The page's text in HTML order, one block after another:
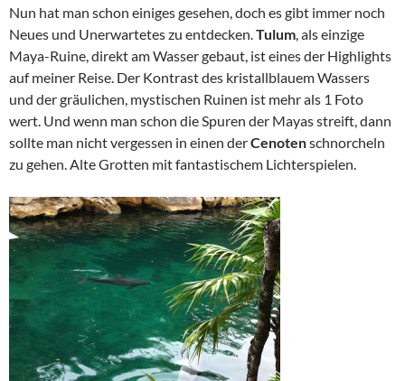
Nun hat man schon einiges gesehen, doch es gibt immer noch
Neues und Unerwartetes zu entdecken. Tulum , als einzige
Maya-Ruine, direkt am Wasser gebaut, ist eines der Highlights
auf meiner Reise. Der Kontrast des kristallblauem Wassers
und der gräulichen, mystischen Ruinen ist mehr als 1 Foto
wert. Und wenn man schon die Spuren der Mayas streift, dann
sollte man nicht vergessen in einen derCenotenschnorcheln
zu gehen. Alte Grotten mit fantastischem Lichterspielen.